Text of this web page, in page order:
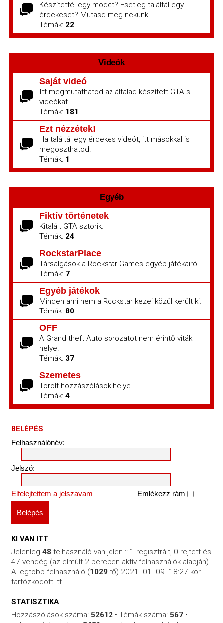
Készítettél egy modot? Esetleg találtál egy
érdekeset? Mutasd meg nekünk!
Témák: 22
Videók
Saját videó
Itt megmutathatod az általad készített GTA-s
videókat.
Témák: 181
Ezt nézzétek!
Ha találtál egy érdekes videót, itt másokkal is
megoszthatod!
Témák: 1
Egyéb
Fiktív történetek
Kitalált GTA sztorik.
Témák: 24
RockstarPlace
Társalgások a Rockstar Games egyéb játékairól.
Témák: 7
Egyéb játékok
Minden ami nem a Rockstar kezei közül került ki.
Témák: 80
OFF
A Grand theft Auto sorozatot nem érintő viták
helye.
Témák: 37
Szemetes
Törölt hozzászólások helye.
Témák: 4
BELÉPÉS
Felhasználónév:
Jelszó:
Elfelejtettem a jelszavam Emlékezz rám
KI VAN ITT
Jelenleg 48 felhasználó van jelen :: 1 regisztrált, 0 rejtett és
47 vendég (az elmúlt 2 percben aktív felhasználók alapján)
A legtöbb felhasználó (1029fő) 2021. 01. 09. 18:27-kor
tartózkodott itt.
STATISZTIKA
Hozzászólások száma: 52612• Témák száma: 567•